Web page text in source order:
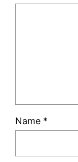
Name *